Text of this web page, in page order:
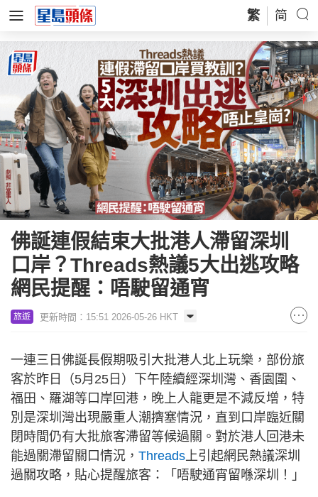
繁 简
佛誕連假結束大批港人滯留深圳
口岸？Threads熱議5大出逃攻略
網民提醒：唔駛留通宵
旅遊 更新時間：15:51 2026-05-26 HKT
一連三日佛誕長假期吸引大批港人北上玩樂，部份旅
客於昨日（5月25日）下午陸續經深圳灣、香園圍、
福田、羅湖等口岸回港，晚上人龍更是不減反增，特
別是深圳灣出現嚴重人潮擠塞情況，直到口岸臨近關
閉時間仍有大批旅客滯留等候過關。對於港人回港未
能過關滯留關口情況， Threads上引起網民熱議深圳
過關攻略，貼心提醒旅客：「唔駛通宵留喺深圳！」